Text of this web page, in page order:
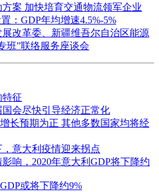
案 加快培育交通物流领军企业
：GDP年均增速4.5%-5%
改革委、新疆维吾尔自治区能源
班”联络服务座谈会
特征
会尽快引导经济正常化
长预期为正 其他多数国家均将经
意大利疫情迎来拐点
响，2020年意大利GDP将下降约
或将下降约9%